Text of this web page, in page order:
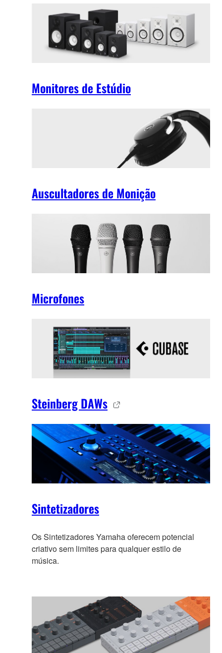
Monitores de Estúdio
Auscultadores de Monição
Microfones
Steinberg DAWs
Sintetizadores
Os Sintetizadores Yamaha oferecem potencial
criativo sem limites para qualquer estilo de
música.